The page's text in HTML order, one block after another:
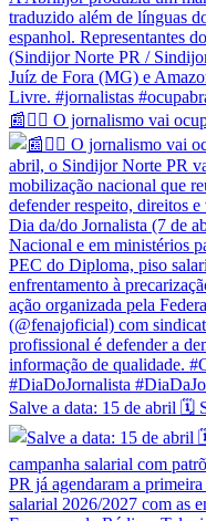
📰✊🏽 O jornalismo vai
Salve a data: 15 de abril 🗓️